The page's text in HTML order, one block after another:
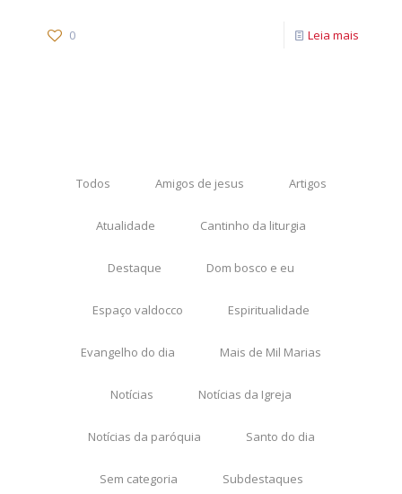
0 Leia mais
Todos Amigos de jesus Artigos
Atualidade Cantinho da liturgia
Destaque Dom bosco e eu
Espaço valdocco Espiritualidade
Evangelho do dia Mais de Mil Marias
Notícias Notícias da Igreja
Notícias da paróquia Santo do dia
Sem categoria Subdestaques